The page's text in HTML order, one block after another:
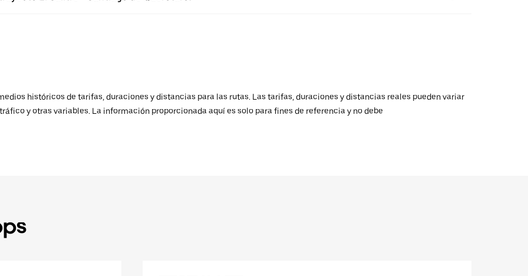
históricos de tarifas, duraciones y distancias para las rutas. Las tarifas, duraciones y distancias reales pueden variar
y otras variables. La información proporcionada aquí es solo para fines de referencia y no debe